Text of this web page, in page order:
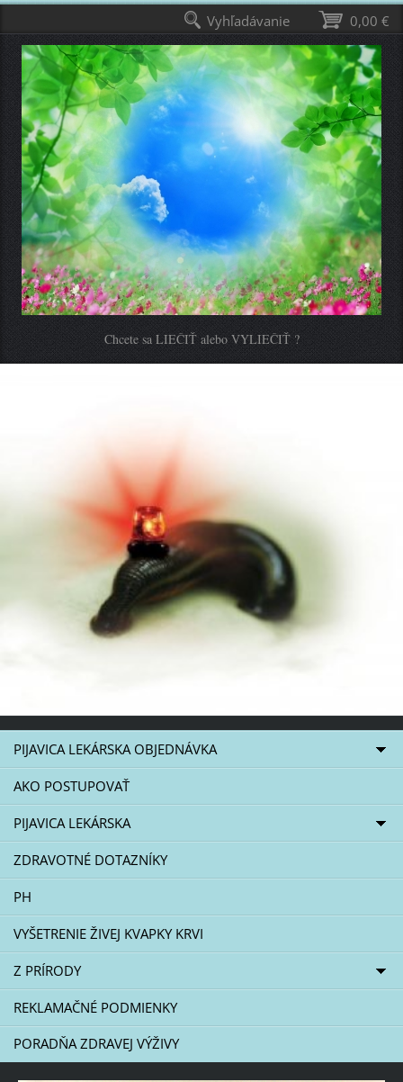
Chcete sa LIEČIŤ alebo VYLIEČIŤ ?
PIJAVICA LEKÁRSKA OBJEDNÁVKA
AKO POSTUPOVAŤ
PIJAVICA LEKÁRSKA
ZDRAVOTNÉ DOTAZNÍKY
PH
VYŠETRENIE ŽIVEJ KVAPKY KRVI
Z PRÍRODY
REKLAMAČNÉ PODMIENKY
PORADŇA ZDRAVEJ VÝŽIVY
0,00 €
Vyhľadávanie